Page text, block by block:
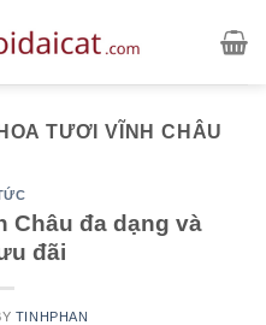
TƯƠI VĨNH CHÂU
Châu đa dạng và
đãi
TINHPHAN